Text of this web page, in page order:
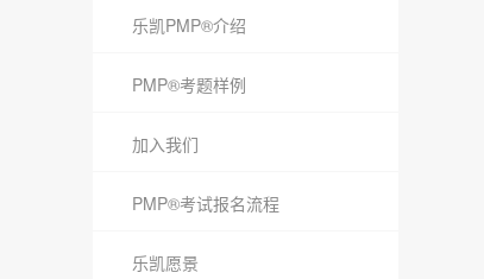
乐凯PMP®介绍
PMP®考题样例
加入我们
PMP®考试报名流程
乐凯愿景